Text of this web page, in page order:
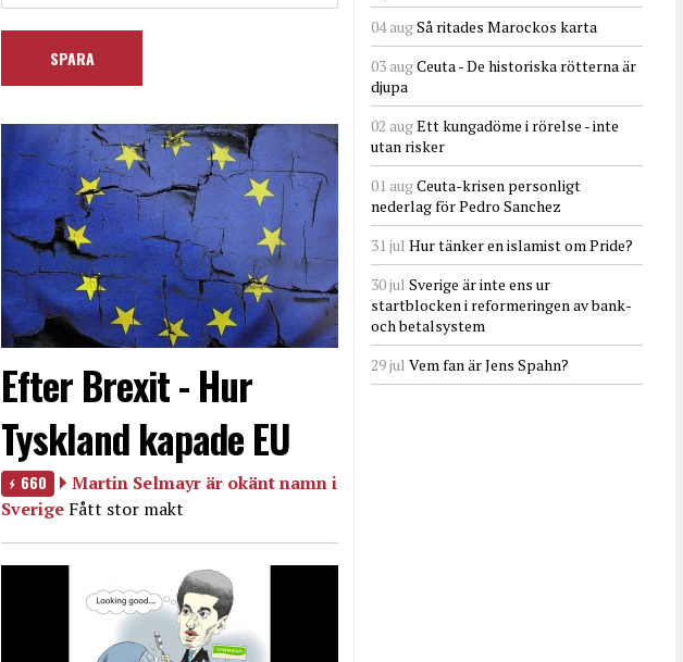
Efter Brexit - Hur
Tyskland kapade EU
660
Martin Selmayr är okänt namn i
Sverige Fått stor makt
04 augSå ritades Marockos karta
03 augCeuta - De historiska rötterna är
djupa
02 augEtt kungadöme i rörelse - inte
utan risker
01 augCeuta-krisen personligt
nederlag för Pedro Sanchez
31 jul Hur tänker en islamist om Pride?
30 jul Sverige är inte ens ur
startblocken i reformeringen av bank-
och betalsystem
29 jul Vem fan är Jens Spahn?